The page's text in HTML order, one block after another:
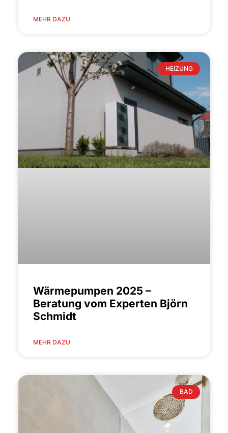
MEHR DAZU
HEIZUNG
Wärmepumpen 2025 –
Beratung vom Experten Björn
Schmidt
MEHR DAZU
BAD